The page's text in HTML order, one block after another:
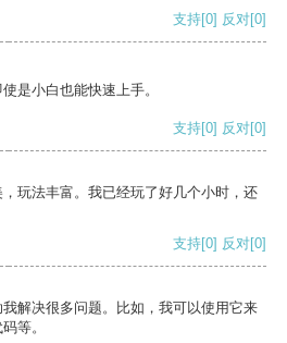
支持[0] 反对[0]
是小白也能快速上手。
支持[0] 反对[0]
玩法丰富。我已经玩了好几个小时，还
支持[0] 反对[0]
解决很多问题。比如，我可以使用它来
等。